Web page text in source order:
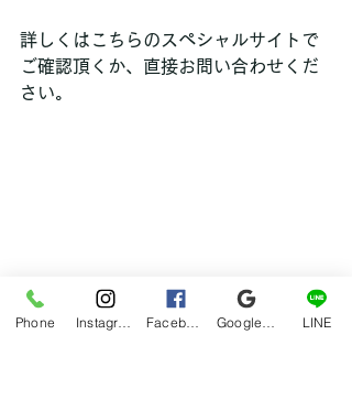
詳しくはこちらのスペシャルサイトで
ご確認頂くか、直接お問い合わせくだ
さい。
http://foot.kanamecare.com/
Phone LINE